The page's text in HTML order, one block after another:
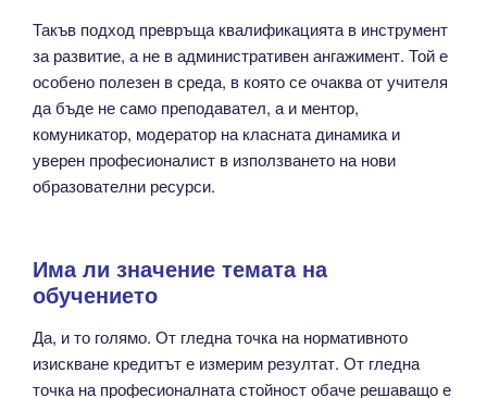
Такъв подход превръща квалификацията в инструмент
за развитие, а не в административен ангажимент. Той е
особено полезен в среда, в която се очаква от учителя
да бъде не само преподавател, а и ментор,
комуникатор, модератор на класната динамика и
уверен професионалист в използването на нови
образователни ресурси.
Има ли значение темата на
обучението
Да, и то голямо. От гледна точка на нормативното
изискване кредитът е измерим резултат. От гледна
точка на професионалната стойност обаче решаващо е